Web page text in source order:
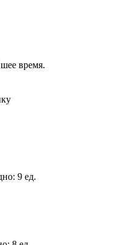
время.
9 ед.